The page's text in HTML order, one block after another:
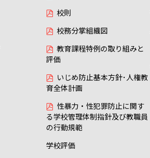
校則
校務分掌組織図
教育課程特例の取り組みと
評価
いじめ防止基本方針･人権教
育全体計画
性暴力・性犯罪防止に関す
る学校管理体制指針及び教職員
の行動規範
学校評価